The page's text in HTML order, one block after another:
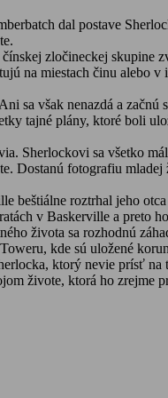
dal postave
zločineckej skupine
na miestach činu alebo v
sa však nenazdá a
tajné plány, ktoré boli
Sherlockovi sa všetko
Dostanú fotografiu mladej
beštiálne roztrhal jeho
v Baskerville a preto
života sa rozhodnú
kde sú uložené
ktorý nevie prísť
živote, ktorá ho zrejme